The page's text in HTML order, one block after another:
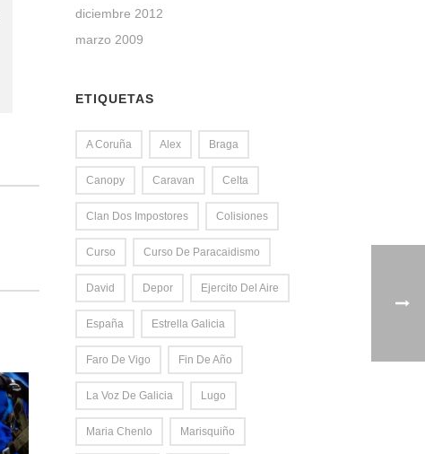
diciembre 2012
marzo 2009
ETIQUETAS
A Coruña Alex Braga
Canopy Caravan Celta
Clan Dos Impostores Colisiones
Curso Curso De Paracaidismo
David Depor Ejercito Del Aire
España Estrella Galicia
Faro De Vigo Fin De Año
La Voz De Galicia Lugo
Maria Chenlo Marisquiño